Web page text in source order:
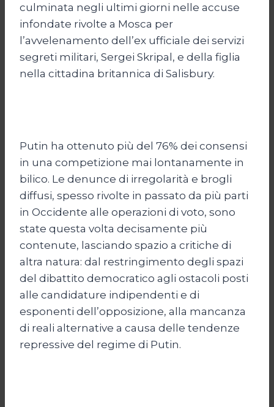
culminata negli ultimi giorni nelle accuse
infondate rivolte a Mosca per
l’avvelenamento dell’ex ufficiale dei servizi
segreti militari, Sergei Skripal, e della figlia
nella cittadina britannica di Salisbury.
Putin ha ottenuto più del 76% dei consensi
in una competizione mai lontanamente in
bilico. Le denunce di irregolarità e brogli
diffusi, spesso rivolte in passato da più parti
in Occidente alle operazioni di voto, sono
state questa volta decisamente più
contenute, lasciando spazio a critiche di
altra natura: dal restringimento degli spazi
del dibattito democratico agli ostacoli posti
alle candidature indipendenti e di
esponenti dell’opposizione, alla mancanza
di reali alternative a causa delle tendenze
repressive del regime di Putin.